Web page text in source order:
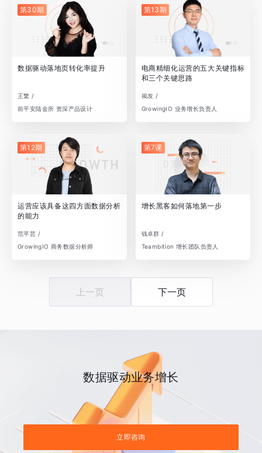
第30期
数据驱动落地页转化率提升
王繁 /
前平安陆金所 资深产品设计
第13期
电商精细化运营的五大关键指标
和三个关键思路
揭发 /
GrowingIO 业务增长负责人
第12期
运营应该具备这四方面数据分析
的能力
范芊芸 /
GrowingIO 商务数据分析师
第7课
增长黑客如何落地第一步
钱卓群 /
Teambition 增长团队负责人
上一页 下一页
数据驱动业务增长
立即咨询